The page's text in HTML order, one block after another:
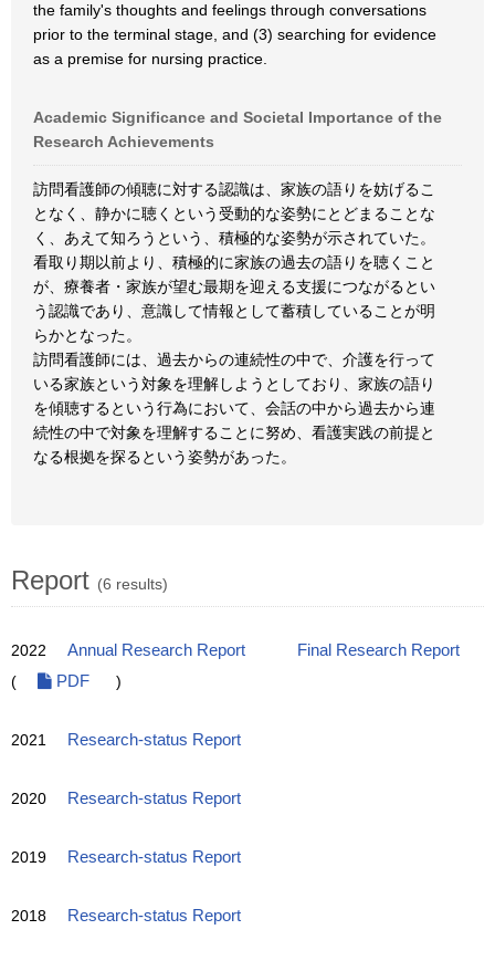
the family's thoughts and feelings through conversations
prior to the terminal stage, and (3) searching for evidence
as a premise for nursing practice.
Academic Significance and Societal Importance of the
Research Achievements
訪問看護師の傾聴に対する認識は、家族の語りを妨げるこ
となく、静かに聴くという受動的な姿勢にとどまることな
く、あえて知ろうという、積極的な姿勢が示されていた。
看取り期以前より、積極的に家族の過去の語りを聴くこと
が、療養者・家族が望む最期を迎える支援につながるとい
う認識であり、意識して情報として蓄積していることが明
らかとなった。
訪問看護師には、過去からの連続性の中で、介護を行って
いる家族という対象を理解しようとしており、家族の語り
を傾聴するという行為において、会話の中から過去から連
続性の中で対象を理解することに努め、看護実践の前提と
なる根拠を探るという姿勢があった。
Report (6 results)
2022 Annual Research Report
Final Research Report
(
PDF )
2021 Research-status Report
2020 Research-status Report
2019 Research-status Report
2018 Research-status Report